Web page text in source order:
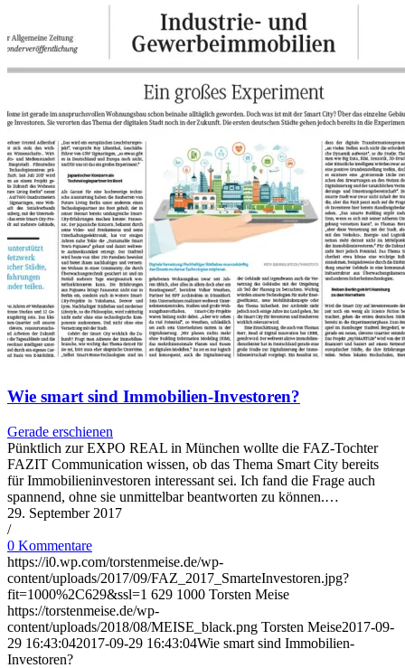
Wie smart sind Immobilien-Investoren?
Gerade erschienen
Pünktlich zur EXPO REAL in München wollte die FAZ-Tochter
FAZIT Communication wissen, ob das Thema Smart City bereits
für Immobilieninvestoren interessant sei. Ich fand die Frage auch
spannend, ohne sie unmittelbar beantworten zu können.…
29. September 2017
/
0 Kommentare
https://i0.wp.com/torstenmeise.de/wp-
content/uploads/2017/09/FAZ_2017_SmarteInvestoren.jpg?
fit=1000%2C629&ssl=1 629 1000 Torsten Meise
https://torstenmeise.de/wp-
content/uploads/2018/08/MEISE_black.png Torsten Meise2017-09-
29 16:43:042017-09-29 16:43:04Wie smart sind Immobilien-
Investoren?